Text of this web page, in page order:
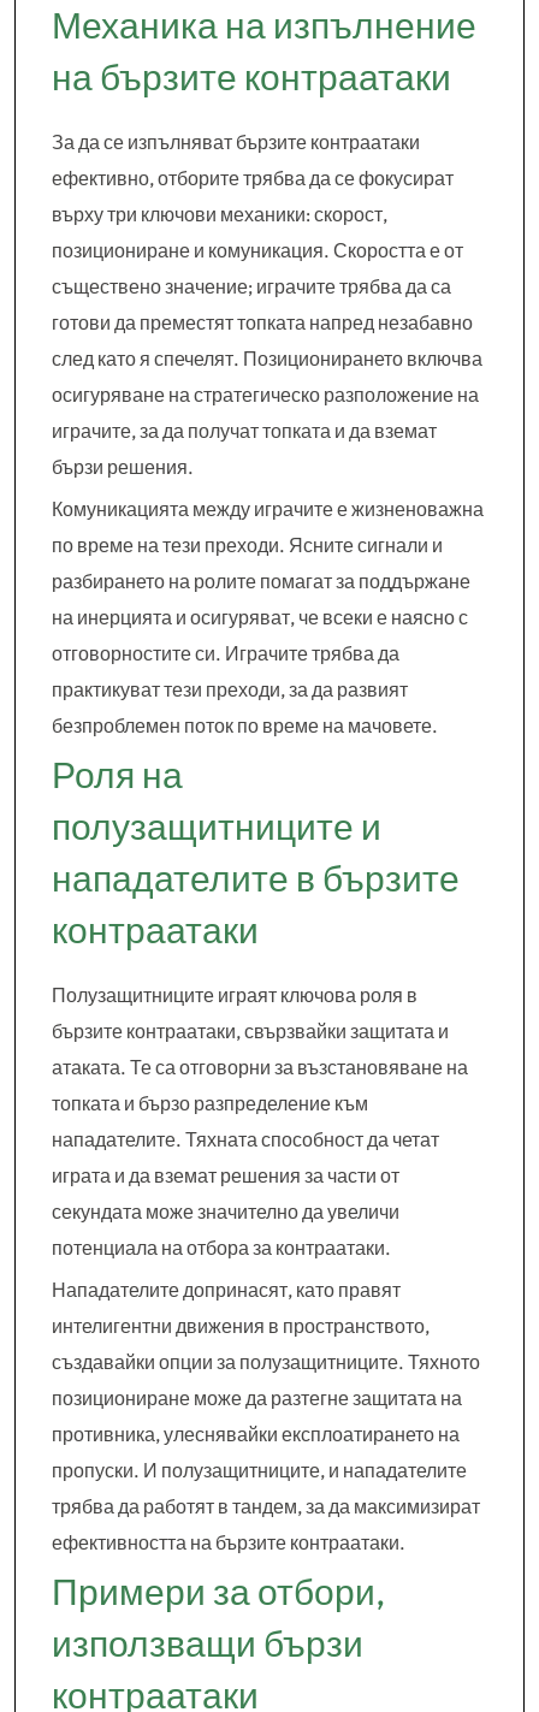
Механика на изпълнение
на бързите контраатаки
За да се изпълняват бързите контраатаки
ефективно, отборите трябва да се фокусират
върху три ключови механики: скорост,
позициониране и комуникация. Скоростта е от
съществено значение; играчите трябва да са
готови да преместят топката напред незабавно
след като я спечелят. Позиционирането включва
осигуряване на стратегическо разположение на
играчите, за да получат топката и да вземат
бързи решения.
Комуникацията между играчите е жизненоважна
по време на тези преходи. Ясните сигнали и
разбирането на ролите помагат за поддържане
на инерцията и осигуряват, че всеки е наясно с
отговорностите си. Играчите трябва да
практикуват тези преходи, за да развият
безпроблемен поток по време на мачовете.
Роля на
полузащитниците и
нападателите в бързите
контраатаки
Полузащитниците играят ключова роля в
бързите контраатаки, свързвайки защитата и
атаката. Те са отговорни за възстановяване на
топката и бързо разпределение към
нападателите. Тяхната способност да четат
играта и да вземат решения за части от
секундата може значително да увеличи
потенциала на отбора за контраатаки.
Нападателите допринасят, като правят
интелигентни движения в пространството,
създавайки опции за полузащитниците. Тяхното
позициониране може да разтегне защитата на
противника, улеснявайки експлоатирането на
пропуски. И полузащитниците, и нападателите
трябва да работят в тандем, за да максимизират
ефективността на бързите контраатаки.
Примери за отбори,
използващи бързи
контраатаки